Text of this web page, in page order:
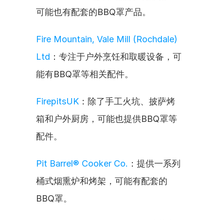
可能也有配套的BBQ罩产品。
Fire Mountain, Vale Mill (Rochdale)
Ltd ：专注于户外烹饪和取暖设备，可
能有BBQ罩等相关配件。
FirepitsUK ：除了手工火坑、披萨烤
箱和户外厨房，可能也提供BBQ罩等
配件。
Pit Barrel® Cooker Co. ：提供一系列
桶式烟熏炉和烤架，可能有配套的
BBQ罩。